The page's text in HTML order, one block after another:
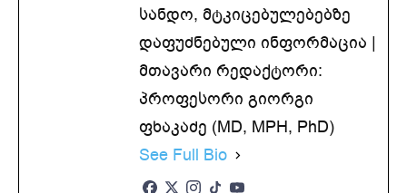
სანდო, მტკიცებულებებზე
დაფუძნებული ინფორმაცია |
მთავარი რედაქტორი:
პროფესორი გიორგი
ფხაკაძე (MD, MPH, PhD)
See Full Bio